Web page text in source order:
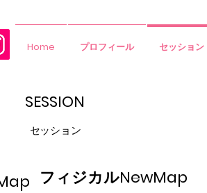
Home プロフィール セッション
SESSION
セッション
フィジカルNewMap